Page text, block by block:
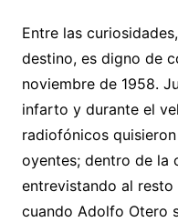
Entre las
destino, es digno de
noviembre de 1958.
infarto y durante el
radiofónicos
oyentes; dentro de la
entrevistando al
cuando Adolfo Otero